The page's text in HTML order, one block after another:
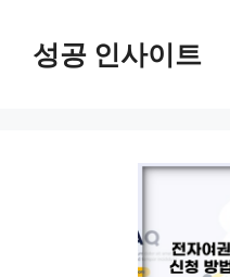
성공 인사이트